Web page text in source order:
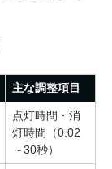
主な調整項目
点灯時間・消
灯時間（0.02
～30秒）